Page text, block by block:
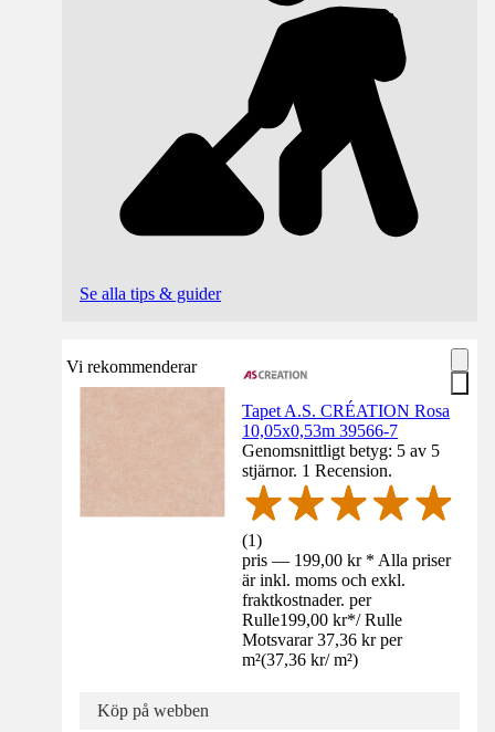
Se alla tips & guider
Vi rekommenderar
Tapet A.S. CRÉATION Rosa
10,05x0,53m 39566-7
Genomsnittligt betyg: 5 av 5
stjärnor. 1 Recension.
(1)
pris — 199,00 kr * Alla priser
är inkl. moms och exkl.
fraktkostnader. per
Rulle199,00 kr*/ Rulle
Motsvarar 37,36 kr per
m²(37,36 kr/ m²)
Köp på webben